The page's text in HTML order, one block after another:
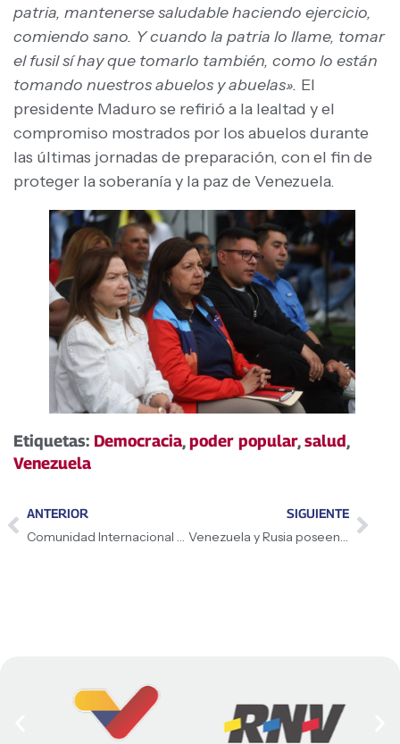
patria, mantenerse saludable haciendo ejercicio,
comiendo sano. Y cuando la patria lo llame, tomar
el fusil sí hay que tomarlo también, como lo están
tomando nuestros abuelos y abuelas». El
presidente Maduro se refirió a la lealtad y el
compromiso mostrados por los abuelos durante
las últimas jornadas de preparación, con el fin de
proteger la soberanía y la paz de Venezuela.
Etiquetas: Democracia,poder popular,salud,
Venezuela
ANTERIOR
Comunidad Internacional defiende Soberanía de las Naciones
SIGUIENTE
Venezuela y Rusia poseen el 24% de la energía del planeta